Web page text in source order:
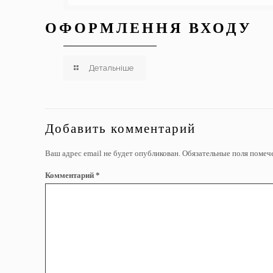
ОФОРМЛЕННЯ ВХОДУ
Детальніше
Добавить комментарий
Ваш адрес email не будет опубликован. Обязательные поля
Комментарий*